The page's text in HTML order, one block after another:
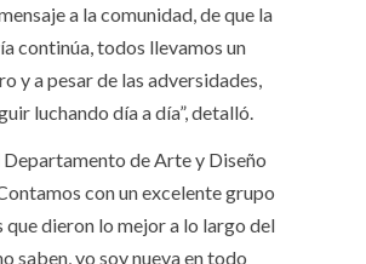
a la comunidad, de que la
continúa, todos llevamos un
y a pesar de las adversidades,
luchando día a día”, detalló.
Departamento de Arte y Diseño
con un excelente grupo
que dieron lo mejor a lo largo del
saben, yo soy nueva en todo